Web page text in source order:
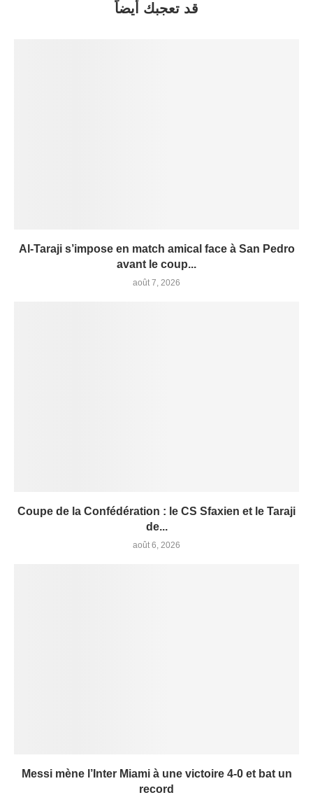
قد تعجبك أيضاً
Al-Taraji s’impose en match amical face à San Pedro
avant le coup...
août 7, 2026
Coupe de la Confédération : le CS Sfaxien et le Taraji
de...
août 6, 2026
Messi mène l’Inter Miami à une victoire 4-0 et bat un
record